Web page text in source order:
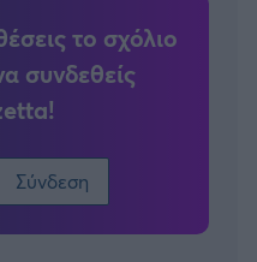
το σχόλιο
συνδεθείς
Σύνδεση